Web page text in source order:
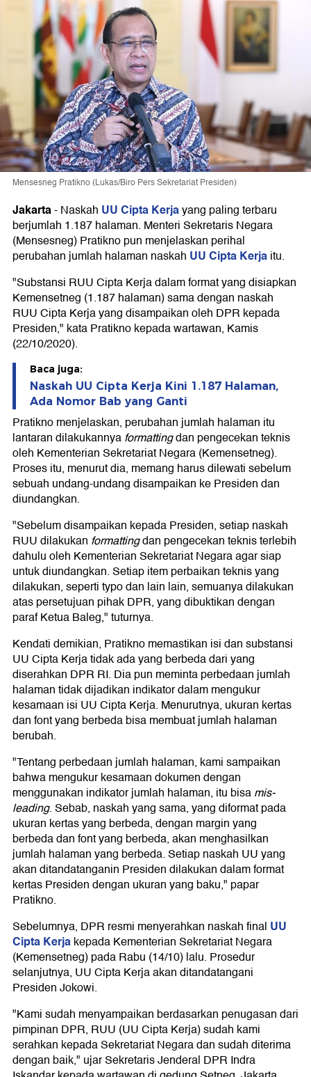
Mensesneg Pratikno (Lukas/Biro Pers Sekretariat Presiden)
Jakarta-Naskah UU Cipta Kerjayang paling terbaru
berjumlah 1.187 halaman. Menteri Sekretaris Negara
(Mensesneg) Pratikno pun menjelaskan perihal
perubahan jumlah halaman naskah UU Cipta Kerjaitu.
"Substansi RUU Cipta Kerja dalam format yang disiapkan
Kemensetneg (1.187 halaman) sama dengan naskah
RUU Cipta Kerja yang disampaikan oleh DPR kepada
Presiden," kata Pratikno kepada wartawan, Kamis
(22/10/2020).
Baca juga:
Naskah UU Cipta Kerja Kini 1.187 Halaman,
Ada Nomor Bab yang Ganti
Pratikno menjelaskan, perubahan jumlah halaman itu
lantaran dilakukannyaformattingdan pengecekan teknis
oleh Kementerian Sekretariat Negara (Kemensetneg).
Proses itu, menurut dia, memang harus dilewati sebelum
sebuah undang-undang disampaikan ke Presiden dan
diundangkan.
"Sebelum disampaikan kepada Presiden, setiap naskah
RUU dilakukan formattingdan pengecekan teknis terlebih
dahulu oleh Kementerian Sekretariat Negara agar siap
untuk diundangkan. Setiap item perbaikan teknis yang
dilakukan, seperti typo dan lain lain, semuanya dilakukan
atas persetujuan pihak DPR, yang dibuktikan dengan
paraf Ketua Baleg," tuturnya.
Kendati demikian, Pratikno memastikan isi dan substansi
UU Cipta Kerja tidak ada yang berbeda dari yang
diserahkan DPR RI. Dia pun meminta perbedaan jumlah
halaman tidak dijadikan indikator dalam mengukur
kesamaan isi UU Cipta Kerja. Menurutnya, ukuran kertas
dan font yang berbeda bisa membuat jumlah halaman
berubah.
"Tentang perbedaan jumlah halaman, kami sampaikan
bahwa mengukur kesamaan dokumen dengan
menggunakan indikator jumlah halaman, itu bisamis-
leading. Sebab, naskah yang sama, yang diformat pada
ukuran kertas yang berbeda, dengan margin yang
berbeda dan font yang berbeda, akan menghasilkan
jumlah halaman yang berbeda. Setiap naskah UU yang
akan ditandatanganin Presiden dilakukan dalam format
kertas Presiden dengan ukuran yang baku," papar
Pratikno.
Sebelumnya, DPR resmi menyerahkan naskah final UU
Cipta Kerjakepada Kementerian Sekretariat Negara
(Kemensetneg) pada Rabu (14/10) lalu. Prosedur
selanjutnya, UU Cipta Kerja akan ditandatangani
Presiden Jokowi.
"Kami sudah menyampaikan berdasarkan penugasan dari
pimpinan DPR, RUU (UU Cipta Kerja) sudah kami
serahkan kepada Sekretariat Negara dan sudah diterima
dengan baik," ujar Sekretaris Jenderal DPR Indra